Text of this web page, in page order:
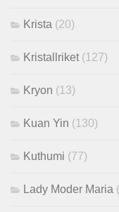
Krista (20)
Kristallriket (127)
Kryon (13)
Kuan Yin (130)
Kuthumi (77)
Lady Moder Maria